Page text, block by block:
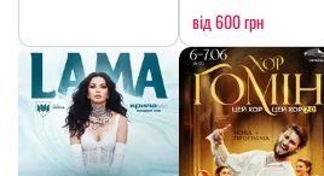
від 600 грн